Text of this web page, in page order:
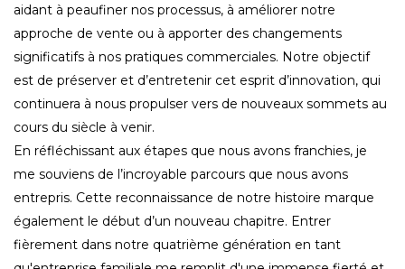
aidant à peaufiner nos processus, à améliorer notre
approche de vente ou à apporter des changements
significatifs à nos pratiques commerciales. Notre objectif
est de préserver et d’entretenir cet esprit d’innovation, qui
continuera à nous propulser vers de nouveaux sommets au
cours du siècle à venir.
En réfléchissant aux étapes que nous avons franchies, je
me souviens de l’incroyable parcours que nous avons
entrepris. Cette reconnaissance de notre histoire marque
également le début d’un nouveau chapitre. Entrer
fièrement dans notre quatrième génération en tant